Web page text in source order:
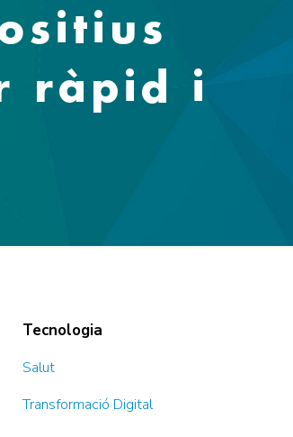
ràpid i
Tecnologia
Salut
Transformació Digital